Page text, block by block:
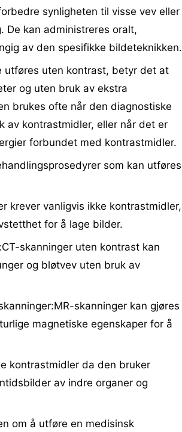
synligheten til visse vev eller
De kan administreres oralt,
av den spesifikke bildeteknikken.
utføres uten kontrast, betyr det at
og uten bruk av ekstra
brukes ofte når den diagnostiske
av kontrastmidler, eller når det er
forbundet med kontrastmidler.
som kan utføres
krever vanligvis ikke kontrastmidler,
for å lage bilder.
skanninger uten kontrast kan
og bløtvev uten bruk av
skanninger kan gjøres
magnetiske egenskaper for å
kontrastmidler da den bruker
av indre organer og
om å utføre en medisinsk